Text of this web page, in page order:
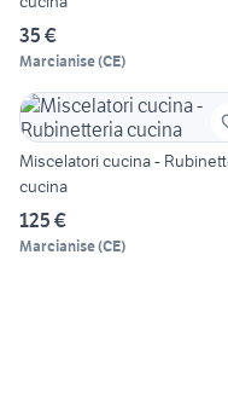
35 €
Marcianise(CE)
Miscelatori cucina -
cucina
125 €
Marcianise(CE)